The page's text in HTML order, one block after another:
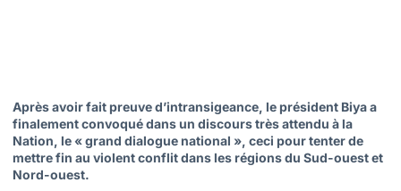
Après avoir fait preuve d’intransigeance, le président Biya a
finalement convoqué dans un discours très attendu à la
Nation, le « grand dialogue national », ceci pour tenter de
mettre fin au violent conflit dans les régions du Sud-ouest et
Nord-ouest.